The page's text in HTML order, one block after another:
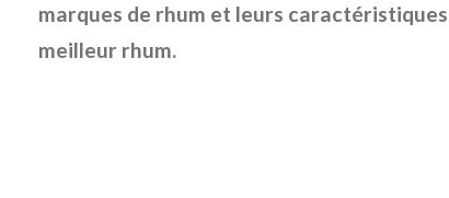
marques de rhum et leurs
meilleur rhum.